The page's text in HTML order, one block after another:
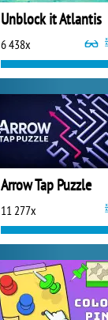
Unblock it Atlantis
6 438x
Arrow Tap Puzzle
11 277x